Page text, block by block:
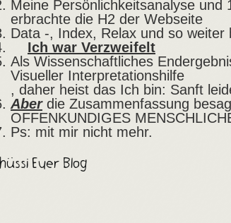
Meine Persönlichkeitsanalyse
erbrachte die H2 der Webseite
Data -, Index, Relax und so weiter
Ich war Verzweifelt
Als Wissenschaftliches
Visueller Interpretationshilfe
, daher heist das Ich bin: Sanft
Aberdie Zusammenfassung
OFFENKUNDIGES
Ps: mit mir nicht mehr.
Euer Blog